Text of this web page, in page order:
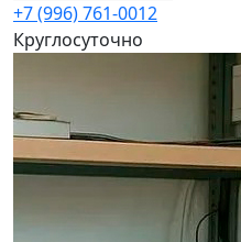
+7 (996) 761-0012
Круглосуточно